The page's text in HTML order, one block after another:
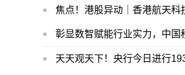
彰显数智赋能行业实力，中
天天观天下！央行今日进行